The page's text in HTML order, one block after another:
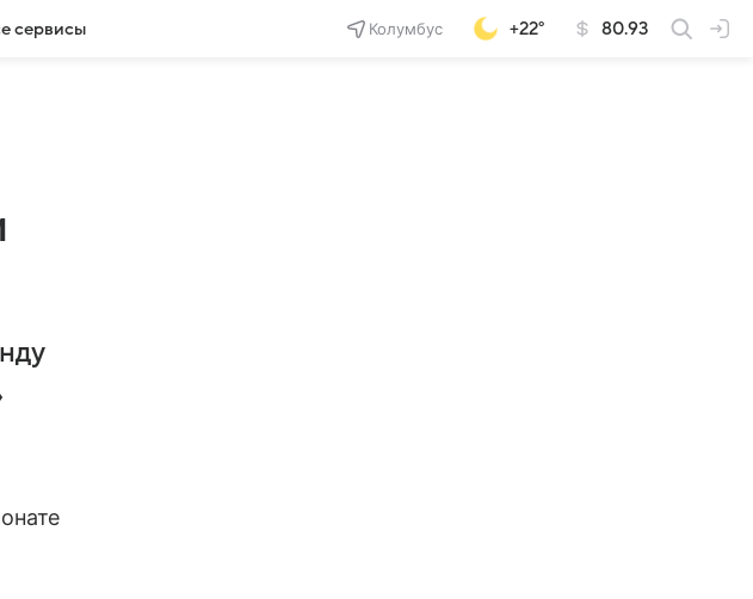
сервисы Колумбус +22° 80.93